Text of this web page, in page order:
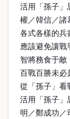
活用「孫子」
權／韓信／諸
各式各樣的兵
應該避免讓戰
智將務食于敵
百戰百勝未必
從「孫子」看
活用「孫子」
明／鄭成功／